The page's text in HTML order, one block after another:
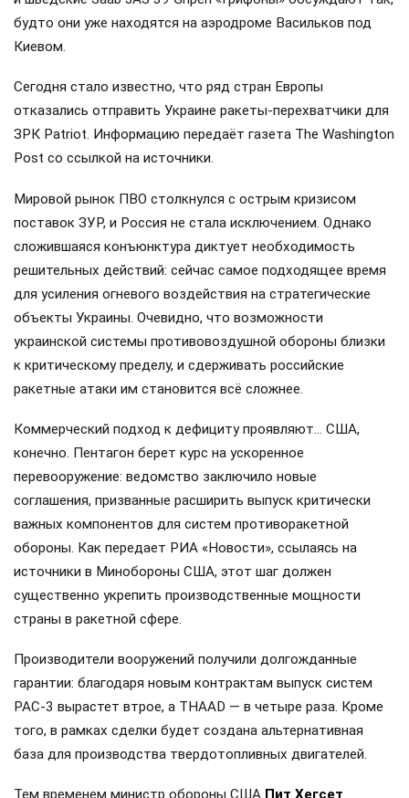
будто они уже находятся на аэродроме Васильков под
Киевом.
Сегодня стало известно, что ряд стран Европы
отказались отправить Украине ракеты-перехватчики для
ЗРК Patriot. Информацию передаёт газета The Washington
Post со ссылкой на источники.
Мировой рынок ПВО столкнулся с острым кризисом
поставок ЗУР, и Россия не стала исключением. Однако
сложившаяся конъюнктура диктует необходимость
решительных действий: сейчас самое подходящее время
для усиления огневого воздействия на стратегические
объекты Украины. Очевидно, что возможности
украинской системы противовоздушной обороны близки
к критическому пределу, и сдерживать российские
ракетные атаки им становится всё сложнее.
Коммерческий подход к дефициту проявляют… США,
конечно. Пентагон берет курс на ускоренное
перевооружение: ведомство заключило новые
соглашения, призванные расширить выпуск критически
важных компонентов для систем противоракетной
обороны. Как передает РИА «Новости», ссылаясь на
источники в Минобороны США, этот шаг должен
существенно укрепить производственные мощности
страны в ракетной сфере.
Производители вооружений получили долгожданные
гарантии: благодаря новым контрактам выпуск систем
PAC-3 вырастет втрое, а THAAD — в четыре раза. Кроме
того, в рамках сделки будет создана альтернативная
база для производства твердотопливных двигателей.
Тем временем министр обороны США Пит Хегсет